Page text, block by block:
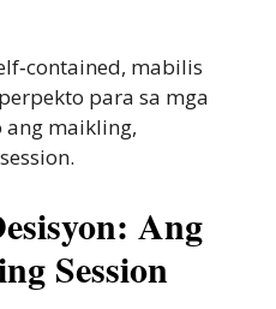
mabilis
para sa mga
ang maikling,
Ang
Session